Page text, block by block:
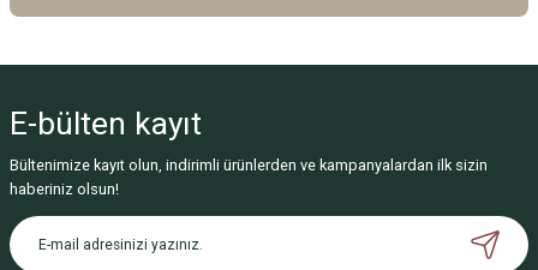
Deneyimini Paylaş
E-bülten kayıt
Bültenimize kayıt olun, indirimli ürünlerden ve kampanyalardan ilk sizin
haberiniz olsun!